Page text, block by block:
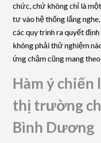
chức, chứ không chỉ là
tư vào hệ thống lắng
các quy trình ra quyết
không phải thử nghiệm
ứng chậm cũng mang
Hàm ý
thị trường
Bình Dương